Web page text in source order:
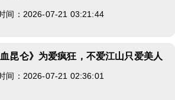
间：2026-07-21 03:21:44
血昆仑》为爱疯狂，不爱江山只爱美人
间：2026-07-21 02:36:01